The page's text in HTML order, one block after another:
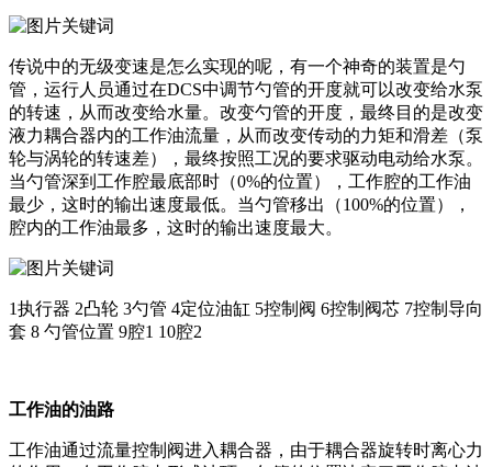
传说中的无级变速是怎么实现的呢，有一个神奇的装置是勺
管，运行人员通过在DCS中调节勺管的开度就可以改变给水泵
的转速，从而改变给水量。改变勺管的开度，最终目的是改变
液力耦合器内的工作油流量，从而改变传动的力矩和滑差（泵
轮与涡轮的转速差），最终按照工况的要求驱动电动给水泵。
当勺管深到工作腔最底部时（0%的位置），工作腔的工作油
最少，这时的输出速度最低。当勺管移出（100%的位置），
腔内的工作油最多，这时的输出速度最大。
1执行器 2凸轮 3勺管 4定位油缸 5控制阀 6控制阀芯 7控制导向
套 8 勺管位置 9腔1 10腔2
工作油的油路
工作油通过流量控制阀进入耦合器，由于耦合器旋转时离心力